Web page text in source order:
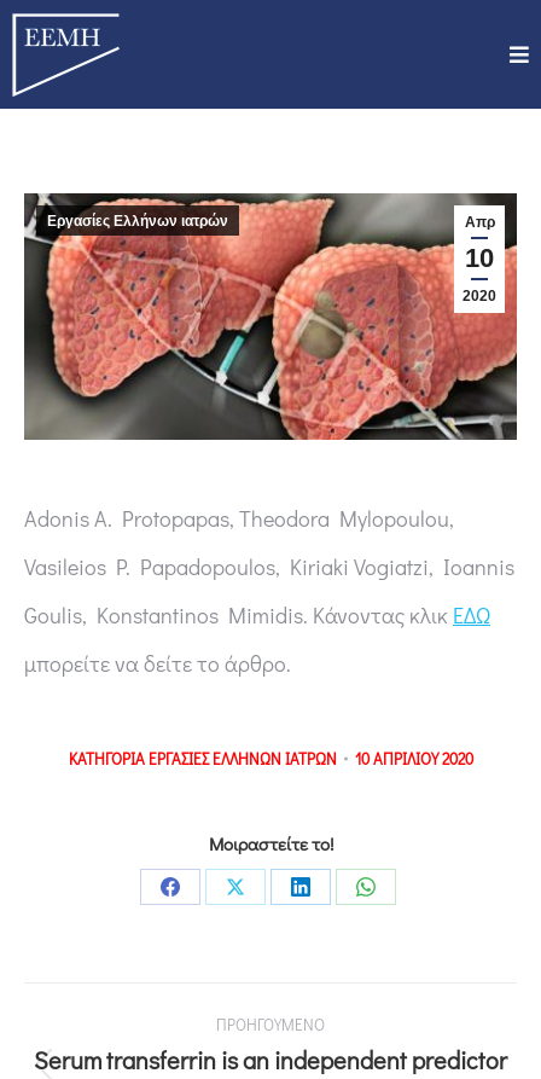
Απρ
10
2020
Εργασίες Ελλήνων ιατρών
Adonis A. Protopapas, Theodora Mylopoulou,
Vasileios P. Papadopoulos, Kiriaki Vogiatzi, Ioannis
Goulis, Konstantinos Mimidis. Κάνοντας κλικ ΕΔΩ
μπορείτε να δείτε το άρθρο.
ΚΑΤΗΓΟΡΙΑ ΕΡΓΑΣΙΕΣ ΕΛΛΗΝΩΝ ΙΑΤΡΩΝ 10 ΑΠΡΙΛΙΟΥ 2020
Μοιραστείτε το!
ΠΡΟΗΓΟΥΜΕΝΟ
Serum transferrin is an independent predictor